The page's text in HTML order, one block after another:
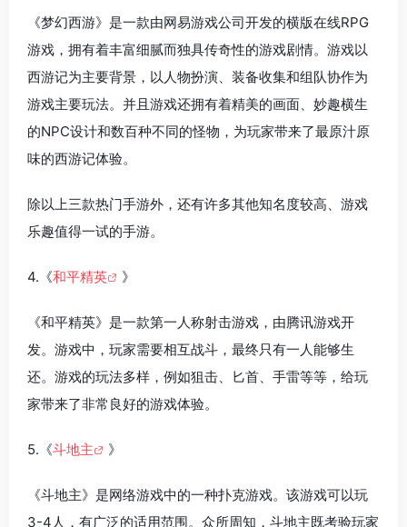
《梦幻西游》是一款由网易游戏公司开发的横版在线RPG
游戏，拥有着丰富细腻而独具传奇性的游戏剧情。游戏以
西游记为主要背景，以人物扮演、装备收集和组队协作为
游戏主要玩法。并且游戏还拥有着精美的画面、妙趣横生
的NPC设计和数百种不同的怪物，为玩家带来了最原汁原
味的西游记体验。
除以上三款热门手游外，还有许多其他知名度较高、游戏
乐趣值得一试的手游。
4.《和平精英 》
《和平精英》是一款第一人称射击游戏，由腾讯游戏开
发。游戏中，玩家需要相互战斗，最终只有一人能够生
还。游戏的玩法多样，例如狙击、匕首、手雷等等，给玩
家带来了非常良好的游戏体验。
5.《斗地主 》
《斗地主》是网络游戏中的一种扑克游戏。该游戏可以玩
3-4人，有广泛的适用范围。众所周知，斗地主既考验玩家